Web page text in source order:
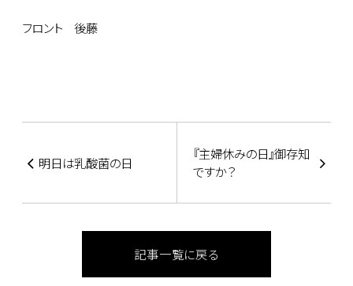
フロント 後藤
明日は乳酸菌の日
『主婦休みの日』御存知
ですか？
記事一覧に戻る